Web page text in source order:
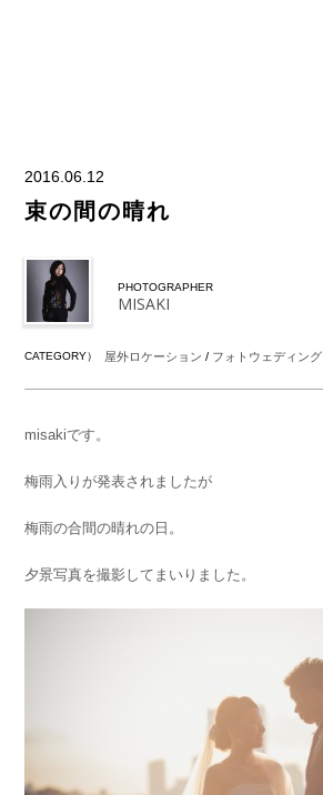
2016.06.12
束の間の晴れ
PHOTOGRAPHER
MISAKI
CATEGORY） 屋外ロケーション / フォトウェディング
misakiです。
梅雨入りが発表されましたが
梅雨の合間の晴れの日。
夕景写真を撮影してまいりました。